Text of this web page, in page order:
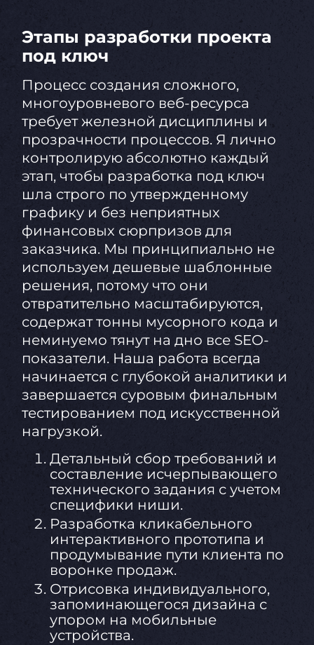
Этапы разработки проекта
под ключ
Процесс создания сложного,
многоуровневого веб-ресурса
требует железной дисциплины и
прозрачности процессов. Я лично
контролирую абсолютно каждый
этап, чтобы разработка под ключ
шла строго по утвержденному
графику и без неприятных
финансовых сюрпризов для
заказчика. Мы принципиально не
используем дешевые шаблонные
решения, потому что они
отвратительно масштабируются,
содержат тонны мусорного кода и
неминуемо тянут на дно все SEO-
показатели. Наша работа всегда
начинается с глубокой аналитики и
завершается суровым финальным
тестированием под искусственной
нагрузкой.
Детальный сбор требований и
составление исчерпывающего
технического задания с учетом
специфики ниши.
Разработка кликабельного
интерактивного прототипа и
продумывание пути клиента по
воронке продаж.
Отрисовка индивидуального,
запоминающегося дизайна с
упором на мобильные
устройства.